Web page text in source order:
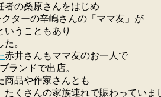
者の桑原さんをはじめ
クターの辛嶋さんの「ママ友」が
いうこともあり
。
赤井さんもママ友のお一人で
ランドで出店。
商品や作家さんとも
たくさんの家族連れで賑わっていま